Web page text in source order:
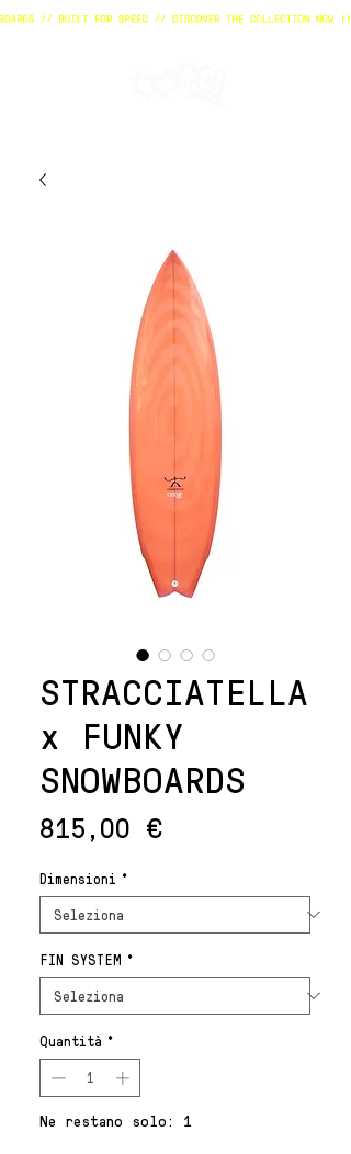
STRACCIATELLA
x FUNKY
SNOWBOARDS
815,00 €Prezzo
Dimensioni *
FIN SYSTEM *
Quantità *
Ne restano solo: 1